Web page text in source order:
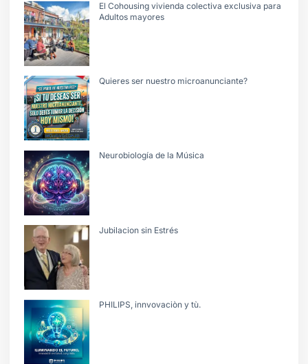
El Cohousing vivienda colectiva exclusiva para
Adultos mayores
Quieres ser nuestro microanunciante?
Neurobiología de la Música
Jubilacion sin Estrés
PHILIPS, innvovaciòn y tù.